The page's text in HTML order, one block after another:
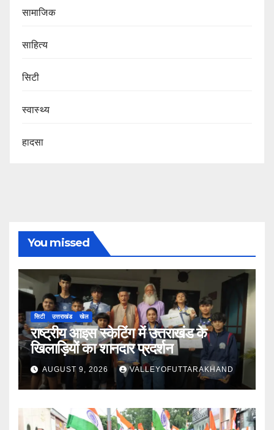
सामाजिक
साहित्य
सिटी
स्वास्थ्य
हादसा
You missed
सिटी उत्तराखंड खेल
राष्ट्रीय आइस स्केटिंग में उत्तराखंड के
खिलाड़ियों का शानदार प्रदर्शन
AUGUST 9, 2026 VALLEYOFUTTARAKHAND